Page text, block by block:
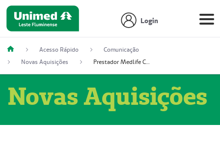
Login
Acesso Rápido
Comunicação
Novas Aquisições
Prestador Medlife Consultas e Diagnósticos (51004334-2)
Novas Aquisições